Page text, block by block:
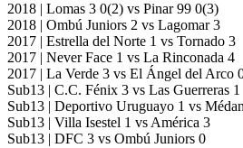
2018 | Lomas 3 0(2) vs Pinar 99 0(3)
2018 | Ombú Juniors 2 vs Lagomar 3
2017 | Estrella del Norte 1 vs Tornado 3
2017 | Never Face 1 vs La Rinconada 4
2017 | La Verde 3 vs El Ángel del Arco
Sub13 | C.C. Fénix 3 vs Las Guerreras 1
Sub13 | Deportivo Uruguayo 1 vs
Sub13 | Villa Isestel 1 vs América 3
Sub13 | DFC 3 vs Ombú Juniors 0